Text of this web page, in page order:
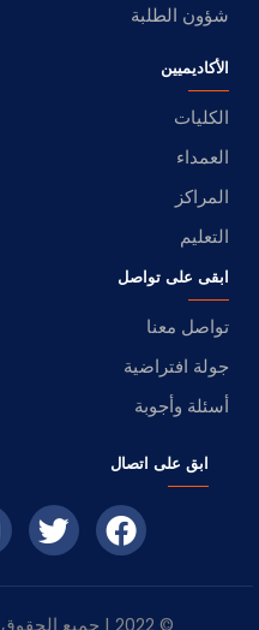
شؤون الطلبة
الأكاديميين
الكليات
العمداء
المراكز
التعليم
ابقى على تواصل
تواصل معنا
جولة افتراضية
أسئلة وأجوبة
ابق على اتصال
© 2022 | جميع الحقوق محفوظه